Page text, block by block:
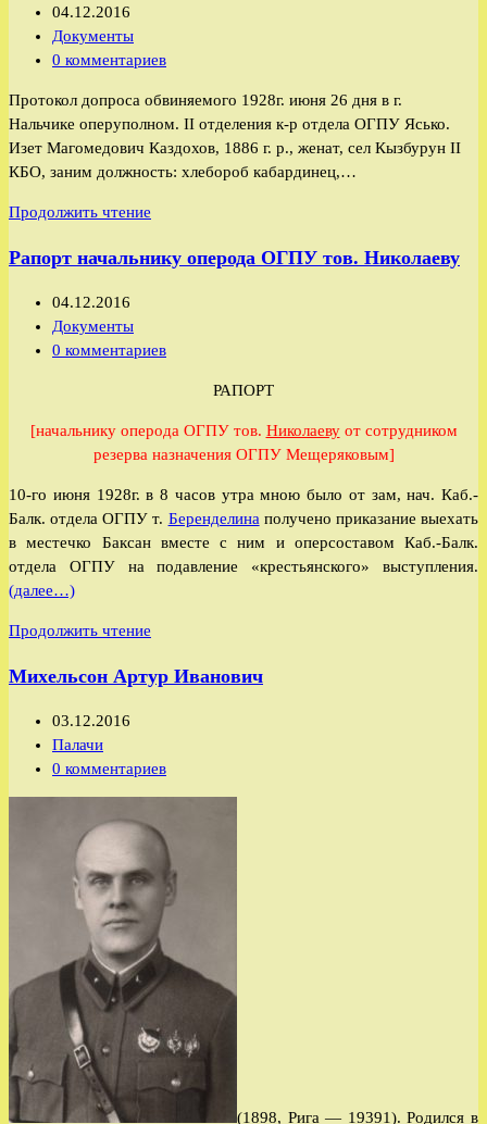
1928г
Запись
опубликована:
04.12.2016
Рубрика
записи:
Документы
Комментарии
записи:
0 комментариев
Протокол допроса обвиняемого 1928г. июня 26 дня в г.
Нальчике оперуполном. II отделения к-р отдела ОГПУ Ясько.
Изет Магомедович Каздохов, 1886 г. р., женат, сел Кызбурун II
КБО, заним должность: хлебороб кабардинец,…
Продолжить чтение
Каздохова
Рапорт начальнику оперода ОГПУ тов. Николаеву
Запись
опубликована:
04.12.2016
Рубрика
записи:
Документы
Комментарии
0 комментариев
РАПОРТ
[начальнику оперода ОГПУ тов. Николаевуот сотрудником
резерва назначения ОГПУ Мещеряковым]
10-го июня 1928г. в 8 часов утра мною было от зам, нач. Каб.-
Балк. отдела ОГПУ т. Беренделина получено приказание выехать
в местечко Баксан вместе с ним и оперсоставом Каб.-Балк.
отдела ОГПУ на подавление «крестьянского» выступления.
(далее…)
Продолжить чтение
оперода
Михельсон Артур Иванович
Запись
опубликована:
03.12.2016
Рубрика
записи:
Палачи
Комментарии
0 комментариев
(1898, Рига — 19391). Родился в